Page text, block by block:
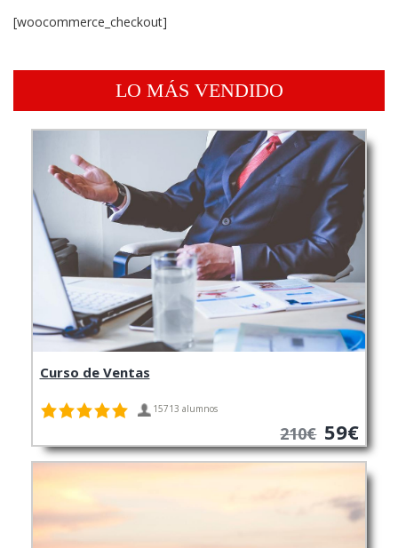
[woocommerce_checkout]
LO MÁS VENDIDO
Curso de Ventas
15713 alumnos
210€ 59€